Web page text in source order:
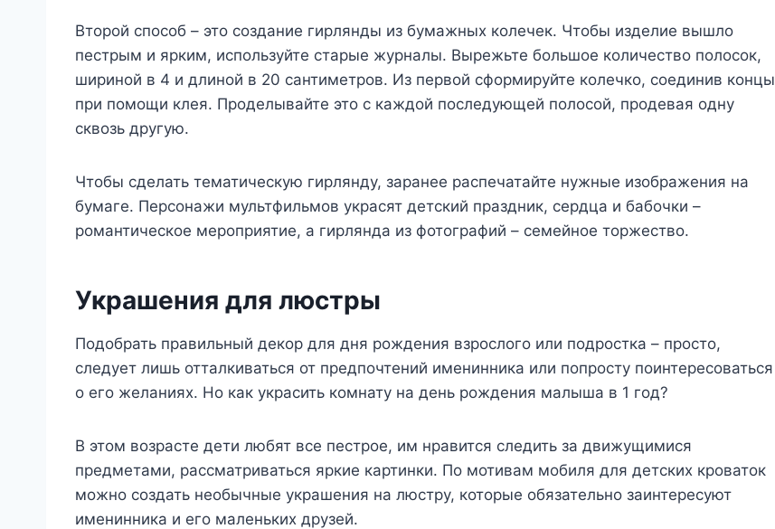
Второй способ – это создание гирлянды из бумажных колечек. Чтобы изделие вышло
пестрым и ярким, используйте старые журналы. Вырежьте большое количество полосок,
шириной в 4 и длиной в 20 сантиметров. Из первой сформируйте колечко, соединив концы
при помощи клея. Проделывайте это с каждой последующей полосой, продевая одну
сквозь другую.
Чтобы сделать тематическую гирлянду, заранее распечатайте нужные изображения на
бумаге. Персонажи мультфильмов украсят детский праздник, сердца и бабочки –
романтическое мероприятие, а гирлянда из фотографий – семейное торжество.
Украшения для люстры
Подобрать правильный декор для дня рождения взрослого или подростка – просто,
следует лишь отталкиваться от предпочтений именинника или попросту поинтересоваться
о его желаниях. Но как украсить комнату на день рождения малыша в 1 год?
В этом возрасте дети любят все пестрое, им нравится следить за движущимися
предметами, рассматриваться яркие картинки. По мотивам мобиля для детских кроваток
можно создать необычные украшения на люстру, которые обязательно заинтересуют
именинника и его маленьких друзей.